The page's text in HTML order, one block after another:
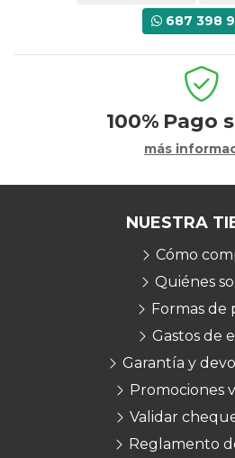
687 398
100% Pago
más
NUESTRA
Cómo
Quiénes
Formas de
Gastos de
Garantía y
Promociones
Validar
Reglamento